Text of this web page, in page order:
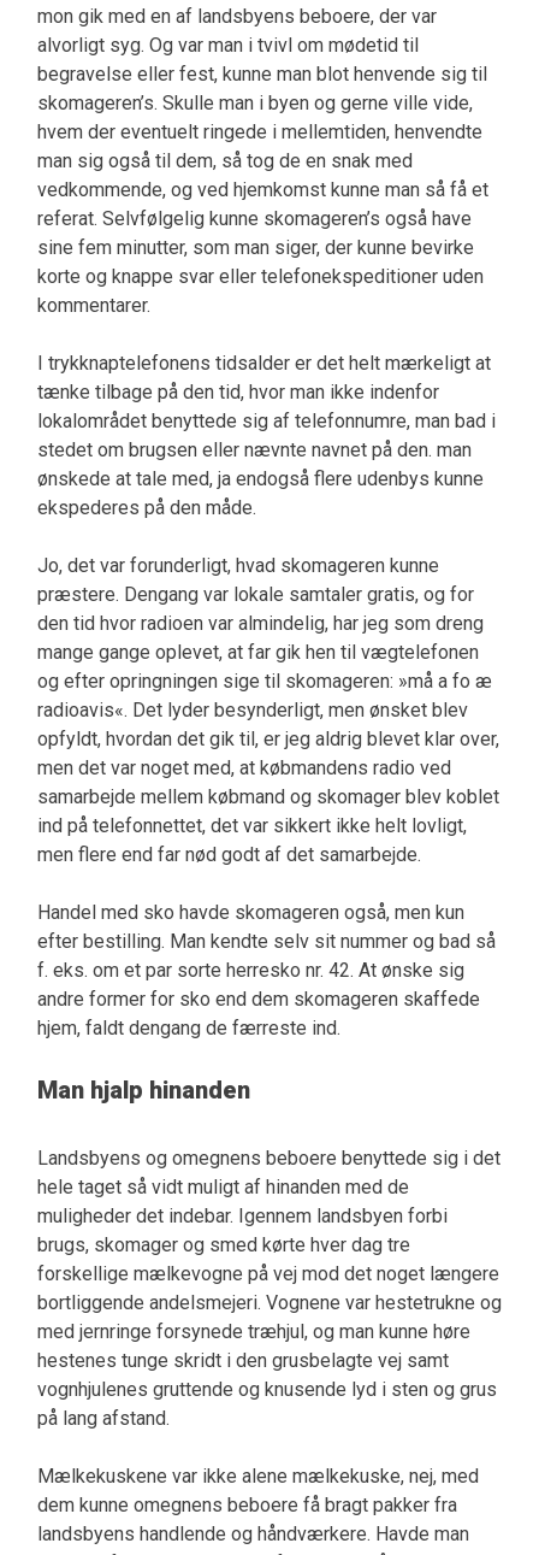
mon gik med en af landsbyens beboere, der var
alvorligt syg. Og var man i tvivl om mødetid til
begravelse eller fest, kunne man blot henvende sig til
skomageren’s. Skulle man i byen og gerne ville vide,
hvem der eventuelt ringede i mellemtiden, henvendte
man sig også til dem, så tog de en snak med
vedkommende, og ved hjemkomst kunne man så få et
referat. Selvfølgelig kunne skomageren’s også have
sine fem minutter, som man siger, der kunne bevirke
korte og knappe svar eller telefonekspeditioner uden
kommentarer.
I trykknaptelefonens tidsalder er det helt mærkeligt at
tænke tilbage på den tid, hvor man ikke indenfor
lokalområdet benyttede sig af telefonnumre, man bad i
stedet om brugsen eller nævnte navnet på den. man
ønskede at tale med, ja endogså flere udenbys kunne
ekspederes på den måde.
Jo, det var forunderligt, hvad skomageren kunne
præstere. Dengang var lokale samtaler gratis, og for
den tid hvor radioen var almindelig, har jeg som dreng
mange gange oplevet, at far gik hen til vægtelefonen
og efter opringningen sige til skomageren: »må a fo æ
radioavis«. Det lyder besynderligt, men ønsket blev
opfyldt, hvordan det gik til, er jeg aldrig blevet klar over,
men det var noget med, at købmandens radio ved
samarbejde mellem købmand og skomager blev koblet
ind på telefonnettet, det var sikkert ikke helt lovligt,
men flere end far nød godt af det samarbejde.
Handel med sko havde skomageren også, men kun
efter bestilling. Man kendte selv sit nummer og bad så
f. eks. om et par sorte herresko nr. 42. At ønske sig
andre former for sko end dem skomageren skaffede
hjem, faldt dengang de færreste ind.
Man hjalp hinanden
Landsbyens og omegnens beboere benyttede sig i det
hele taget så vidt muligt af hinanden med de
muligheder det indebar. Igennem landsbyen forbi
brugs, skomager og smed kørte hver dag tre
forskellige mælkevogne på vej mod det noget længere
bortliggende andelsmejeri. Vognene var hestetrukne og
med jernringe forsynede træhjul, og man kunne høre
hestenes tunge skridt i den grusbelagte vej samt
vognhjulenes gruttende og knusende lyd i sten og grus
på lang afstand.
Mælkekuskene var ikke alene mælkekuske, nej, med
dem kunne omegnens beboere få bragt pakker fra
landsbyens handlende og håndværkere. Havde man